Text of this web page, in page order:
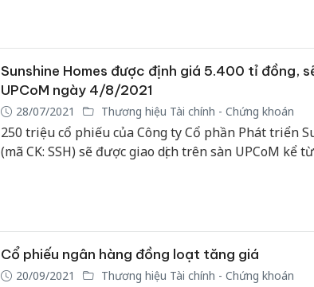
Sunshine Homes được định giá 5.400 tỉ đồng,
UPCoM ngày 4/8/2021
28/07/2021 Thương hiệu Tài chính - Chứng khoán
250 triệu cổ phiếu của Công ty Cổ phần Phát triển
(mã CK: SSH) sẽ được giao dịch trên sàn UPCoM kể
Cổ phiếu ngân hàng đồng loạt tăng giá
20/09/2021 Thương hiệu Tài chính - Chứng khoán